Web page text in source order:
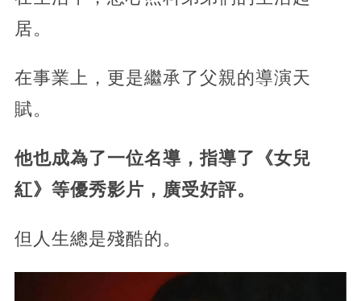
居。
在事業上，更是繼承了父親的導演天
賦。
他也成為了一位名導，指導了《女兒
紅》等優秀影片，廣受好評。
但人生總是殘酷的。